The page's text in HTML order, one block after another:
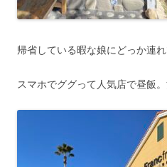
帰省している暇な娘にどっか連
スマホでググって人気店で昼飯